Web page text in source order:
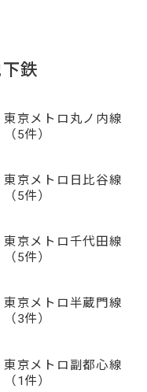
鉄
東京メトロ丸ノ内線
（5件）
東京メトロ日比谷線
（5件）
東京メトロ千代田線
（5件）
東京メトロ半蔵門線
（3件）
東京メトロ副都心線
（1件）